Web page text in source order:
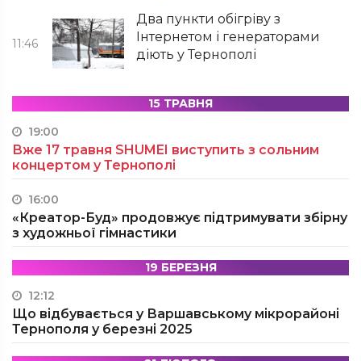
11:46
Два пункти обігріву з
Інтернетом і генераторами
діють у Тернополі
15 ТРАВНЯ
19:00
Вже 17 травня SHUMEI виступить з сольним
концертом у Тернополі
16:00
«Креатор-Буд» продовжує підтримувати збірну
з художньої гімнастики
19 БЕРЕЗНЯ
12:12
Що відбувається у Варшавському мікрорайоні
Тернополя у березні 2025